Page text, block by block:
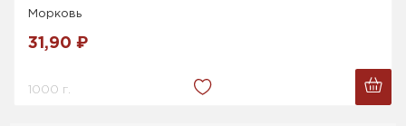
Морковь
31,90 ₽
1000 г.